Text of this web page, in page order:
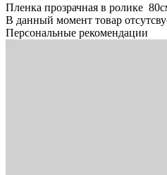
Пленка прозрачная в ролике
В данный момент товар
Персональные рекомендации